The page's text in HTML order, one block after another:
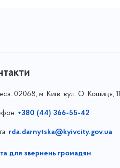
02068, м. Київ, вул. О. Кошиця, 11
+380 (44) 366-55-42
rda.darnytska@kyivcity.gov.ua
для звернень громадян